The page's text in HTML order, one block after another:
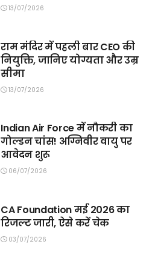
13/07/2026
राम मंदिर में पहली बार CEO की
नियुक्ति, जानिए योग्यता और उम्र
सीमा
13/07/2026
Indian Air Force में नौकरी का
गोल्डन चांस! अग्निवीर वायु पर
आवेदन शुरू
06/07/2026
CA Foundation मई 2026 का
रिजल्ट जारी, ऐसे करें चेक
03/07/2026